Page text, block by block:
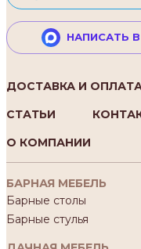
НАПИСАТЬ В
ДОСТАВКА И
СТАТЬИ
О КОМПАНИИ
БАРНАЯ МЕБЕЛЬ
Барные столы
Барные стулья